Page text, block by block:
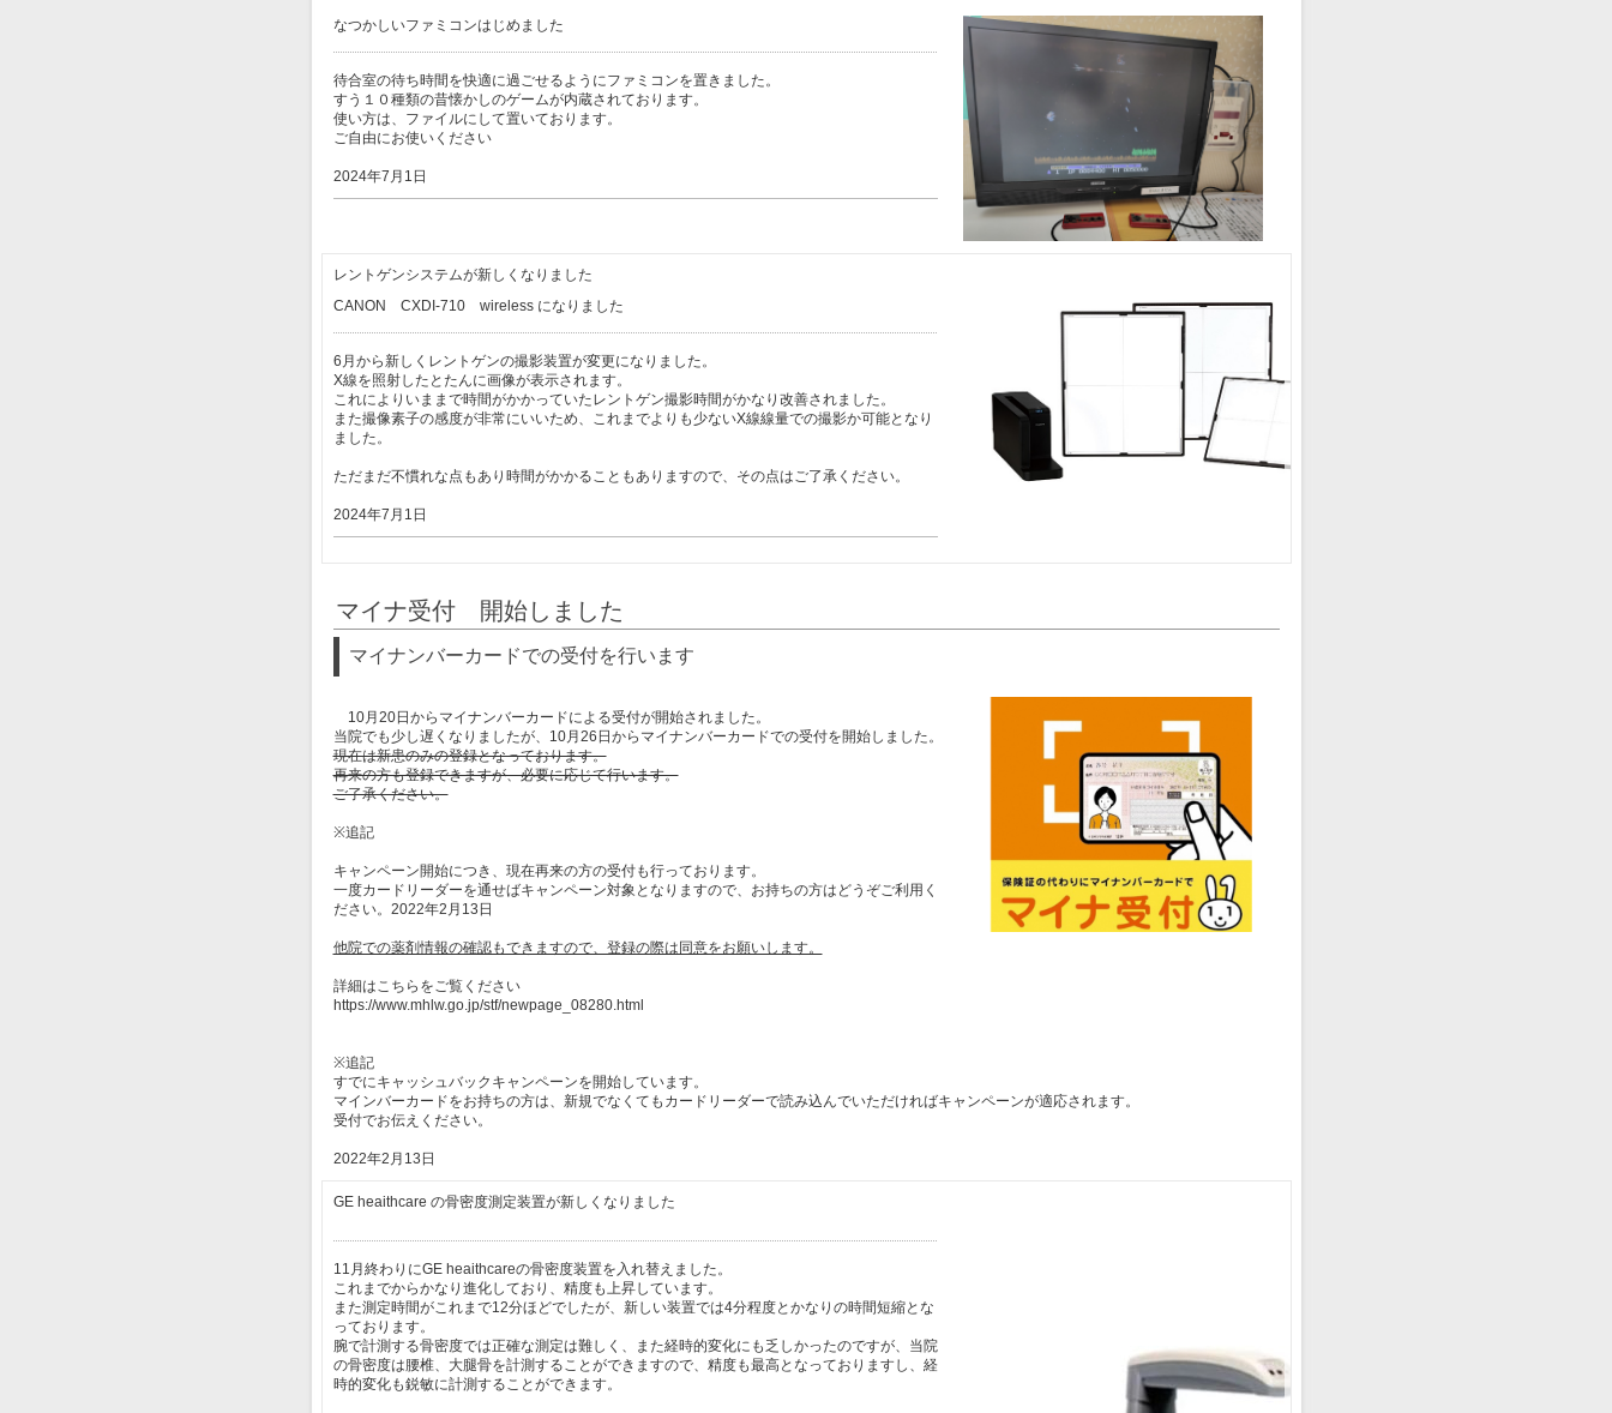
なつかしいファミコンはじめました
待合室の待ち時間を快適に過ごせるようにファミコンを置きました。
すう１０種類の昔懐かしのゲームが内蔵されております。
使い方は、ファイルにして置いております。
ご自由にお使いください
2024年7月1日
レントゲンシステムが新しくなりました
CANON CXDI-710 wireless になりました
6月から新しくレントゲンの撮影装置が変更になりました。
X線を照射したとたんに画像が表示されます。
これによりいままで時間がかかっていたレントゲン撮影時間がかなり改善されました。
また撮像素子の感度が非常にいいため、これまでよりも少ないX線線量での撮影か可能となり
ました。
ただまだ不慣れな点もあり時間がかかることもありますので、その点はご了承ください。
2024年7月1日
マイナ受付 開始しました
マイナンバーカードでの受付を行います
10月20日からマイナンバーカードによる受付が開始されました。
当院でも少し遅くなりましたが、10月26日からマイナンバーカードでの受付を開始しました。
現在は新患のみの登録となっております。
再来の方も登録できますが、必要に応じて行います。
ご了承ください。
※追記
キャンペーン開始につき、現在再来の方の受付も行っております。
一度カードリーダーを通せばキャンペーン対象となりますので、お持ちの方はどうぞご利用く
ださい。2022年2月13日
他院での薬剤情報の確認もできますので、登録の際は同意をお願いします。
詳細はこちらをご覧ください
https://www.mhlw.go.jp/stf/newpage_08280.html
※追記
すでにキャッシュバックキャンペーンを開始しています。
マインバーカードをお持ちの方は、新規でなくてもカードリーダーで読み込んでいただければキャンペーンが適応されます。
受付でお伝えください。
2022年2月13日
GE heaithcare の骨密度測定装置が新しくなりました
11月終わりにGE heaithcareの骨密度装置を入れ替えました。
これまでからかなり進化しており、精度も上昇しています。
また測定時間がこれまで12分ほどでしたが、新しい装置では4分程度とかなりの時間短縮とな
っております。
腕で計測する骨密度では正確な測定は難しく、また経時的変化にも乏しかったのですが、当院
の骨密度は腰椎、大腿骨を計測することができますので、精度も最高となっておりますし、経
時的変化も鋭敏に計測することができます。